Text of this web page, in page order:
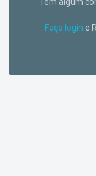
Faça login e